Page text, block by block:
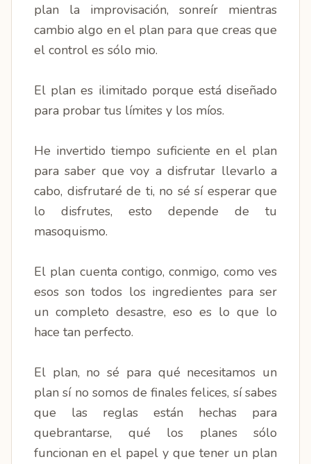
plan la improvisación, sonreír mientras
cambio algo en el plan para que creas que
el control es sólo mio.
El plan es ilimitado porque está diseñado
para probar tus límites y los míos.
He invertido tiempo suficiente en el plan
para saber que voy a disfrutar llevarlo a
cabo, disfrutaré de ti, no sé sí esperar que
lo disfrutes, esto depende de tu
masoquismo.
El plan cuenta contigo, conmigo, como ves
esos son todos los ingredientes para ser
un completo desastre, eso es lo que lo
hace tan perfecto.
El plan, no sé para qué necesitamos un
plan sí no somos de finales felices, sí sabes
que las reglas están hechas para
quebrantarse, qué los planes sólo
funcionan en el papel y que tener un plan